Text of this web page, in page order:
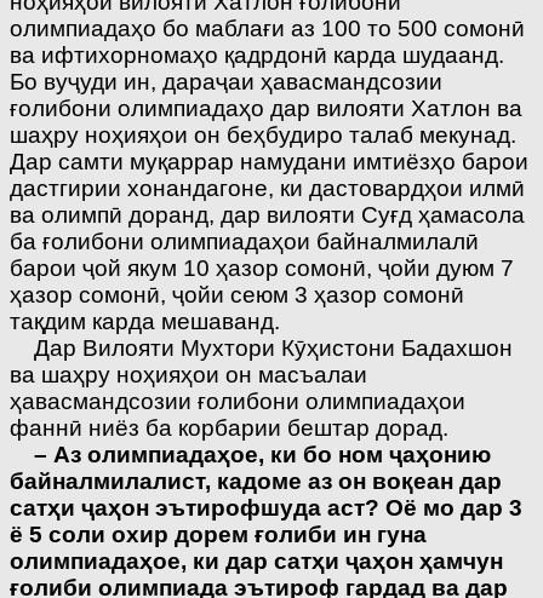
олимпиадаҳо бо маблағи аз 100 то 500 сомонӣ
ва ифтихорномаҳо қадрдонӣ карда шудаанд.
Бо вуҷуди ин, дараҷаи ҳавасмандсозии
ғолибони олимпи­адаҳо дар вилояти Хатлон ва
шаҳру ноҳияҳои он беҳбудиро талаб мекунад.
Дар самти муқаррар намудани имтиёзҳо барои
дастгирии хонандагоне, ки дастовардҳои илмӣ
ва олимпӣ доранд, дар вилояти Суғд ҳамасола
ба ғолибони олимпиадаҳои байналмилалӣ
барои ҷой якум 10 ҳазор сомонӣ, ҷойи дуюм 7
ҳазор сомонӣ, ҷойи сеюм 3 ҳазор сомонӣ
тақдим карда мешаванд.
Дар Вилояти Мухтори Кӯҳистони Бадахшон
ва шаҳру ноҳияҳои он масъалаи
ҳавасмандсозии ғолибони олимпиадаҳои
фаннӣ ниёз ба корбарии бештар дорад.
– Аз олимпиадаҳое, ки бо ном ҷаҳонию
байналмилалист, кадоме аз он воқеан дар
сатҳи ҷаҳон эътирофшуда аст? Оё мо дар 3
ё 5 соли охир дорем ғолиби ин гуна
олимпиадаҳое, ки дар сатҳи ҷаҳон ҳамчун
ғолиби олимпиада эътироф гардад ва дар